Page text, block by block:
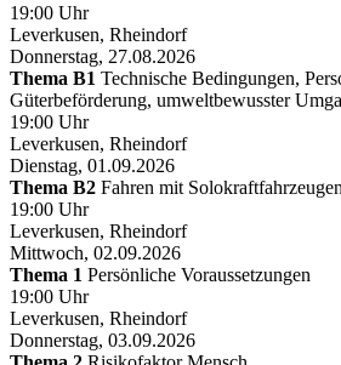
19:00 Uhr
Leverkusen, Rheindorf
Donnerstag, 27.08.2026
Thema B1 Technische Bedingungen,
Güterbeförderung, umweltbewusster
19:00 Uhr
Leverkusen, Rheindorf
Dienstag, 01.09.2026
Thema B2 Fahren mit
19:00 Uhr
Leverkusen, Rheindorf
Mittwoch, 02.09.2026
Thema 1 Persönliche Voraussetzungen
19:00 Uhr
Leverkusen, Rheindorf
Donnerstag, 03.09.2026